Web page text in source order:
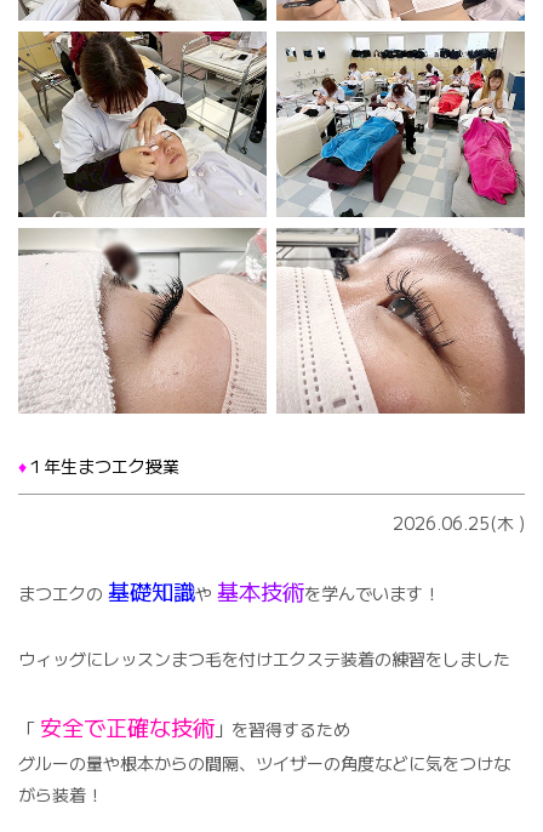
♦️１年生まつエク授業
2026.06.25(木 )
まつエクの 基礎知識や 基本技術を学んでいます！
ウィッグにレッスンまつ毛を付けエクステ装着の練習をしました
「 安全で正確な技術 」を習得するため
グルーの量や根本からの間隔、ツイザーの角度などに気をつけな
がら装着！